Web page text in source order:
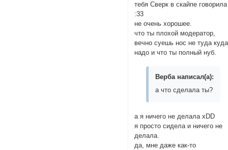
тебя Сверк в скайпе говорила
:33
не очень хорошее.
что ты плохой модератор,
вечно суешь нос не туда куда
надо и что ты полный нуб.
Верба написал(а):
а что сделала ты?
а я ничего не делала xDD
я просто сидела и ничего не
делала.
да, мне даже как-то